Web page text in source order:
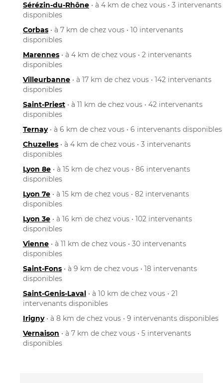
Sérézin-du-Rhône • à 4 km de chez vous • 3 intervenants
disponibles
Corbas • à 7 km de chez vous • 10 intervenants
disponibles
Marennes • à 4 km de chez vous • 2 intervenants
disponibles
Villeurbanne • à 17 km de chez vous • 142 intervenants
disponibles
Saint-Priest • à 11 km de chez vous • 42 intervenants
disponibles
Ternay• à 6 km de chez vous • 6 intervenants disponibles
Chuzelles • à 4 km de chez vous • 3 intervenants
disponibles
Lyon 8e • à 15 km de chez vous • 86 intervenants
disponibles
Lyon 7e • à 15 km de chez vous • 82 intervenants
disponibles
Lyon 3e • à 16 km de chez vous • 102 intervenants
disponibles
Vienne • à 11 km de chez vous • 30 intervenants
disponibles
Saint-Fons • à 9 km de chez vous • 18 intervenants
disponibles
Saint-Genis-Laval • à 10 km de chez vous • 21
intervenants disponibles
Irigny• à 8 km de chez vous • 9 intervenants disponibles
Vernaison • à 7 km de chez vous • 5 intervenants
disponibles